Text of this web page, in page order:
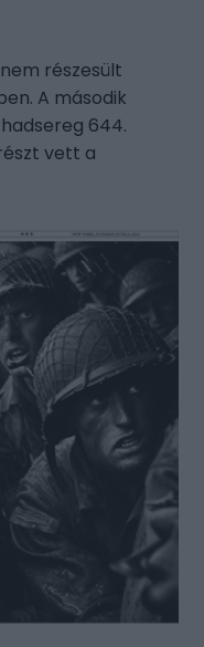
részesült
A második
644.
vett a